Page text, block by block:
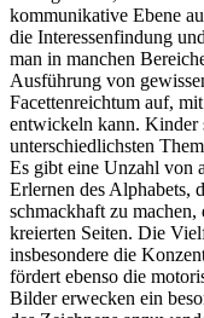
kommunikative Ebene
die Interessenfindung
man in manchen
Ausführung von
Facettenreichtum auf,
entwickeln kann. Kinder
unterschiedlichsten
Es gibt eine Unzahl von
Erlernen des Alphabets,
schmackhaft zu
kreierten Seiten. Die
insbesondere die
fördert ebenso die
Bilder erwecken ein